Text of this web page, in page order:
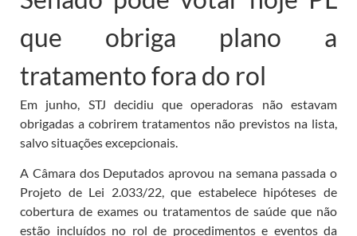
que obriga plano a
tratamento fora do rol
Em junho, STJ decidiu que operadoras não estavam
obrigadas a cobrirem tratamentos não previstos na lista,
salvo situações excepcionais.
A Câmara dos Deputados aprovou na semana passada o
Projeto de Lei 2.033/22, que estabelece hipóteses de
cobertura de exames ou tratamentos de saúde que não
estão incluídos no rol de procedimentos e eventos da